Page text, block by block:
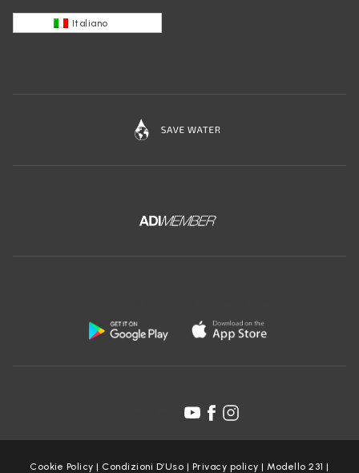
Italiano
Cookie Policy | Condizioni D’Uso | Privacy policy | Modello 231 |